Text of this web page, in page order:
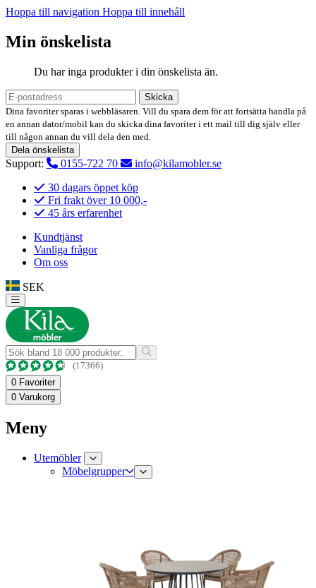
Hoppa till navigation Hoppa till innehåll
Min önskelista
Du har inga produkter i din önskelista än.
Skicka
Dina favoriter sparas i webbläsaren. Vill du spara dem för att fortsätta handla på
en annan dator/mobil kan du skicka dina favoriter i ett mail till dig själv eller
till någon annan du vill dela den med.
Dela önskelista
Support: 0155-722 70
info@kilamobler.se
30 dagars öppet köp
Fri frakt över 10 000,-
45 års erfarenhet
Kundtjänst
Vanliga frågor
Om oss
SEK
(17366)
0 Favoriter
0 Varukorg
Meny
Utemöbler
Möbelgrupper